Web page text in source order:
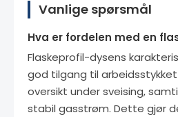
Vanlige spørsmål
Hva er fordelen med en
Flaskeprofil-dysens
god tilgang til
oversikt under sveising,
stabil gasstrøm. Dette gjør